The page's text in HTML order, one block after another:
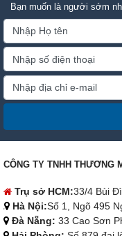
Bạn muốn là người sớm
CÔNG TY TNHH THƯƠNG
Trụ sở HCM:33/4 Bùi
Hà Nội:Số 1, Ngõ 495
Đà Nẵng: 33 Cao Sơn